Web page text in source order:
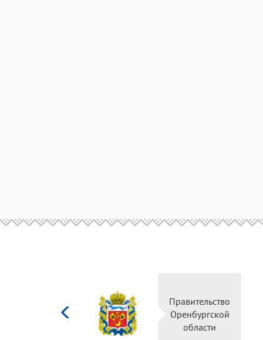
Министерство
культуры
Российской
федерации